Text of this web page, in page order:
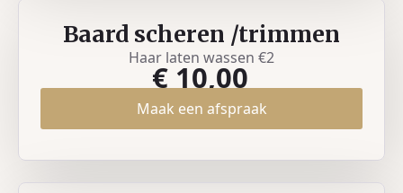
Baard scheren /trimmen
Haar laten wassen €2
€ 10,00
Maak een afspraak